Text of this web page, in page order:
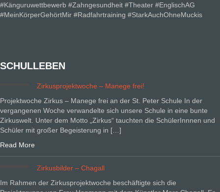
#Känguruwettbewerb #Zahngesundheit #Theater #EnglischAG
#MeinKörperGehörtMir #Radfahrtraining #StarkAuchOhneMuckis
SCHULLEBEN
Zirkusprojektwoche – Manege frei!
Projektwoche Zirkus – Manege frei an der St. Peter Schule In der
vergangenen Woche verwandelte sich unsere Schule in eine bunte
Zirkuswelt. Unter dem Motto „Zirkus“ tauchten die SchülerInnnen und
Schüler mit großer Begeisterung in […]
Read More
Zirkusbilder – Chagall
Im Rahmen der Zirkusprojektwoche beschäftigte sich die